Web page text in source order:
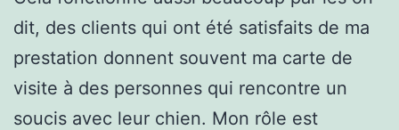
dit, des clients qui ont été satisfaits de ma
prestation donnent souvent ma carte de
visite à des personnes qui rencontre un
soucis avec leur chien. Mon rôle est